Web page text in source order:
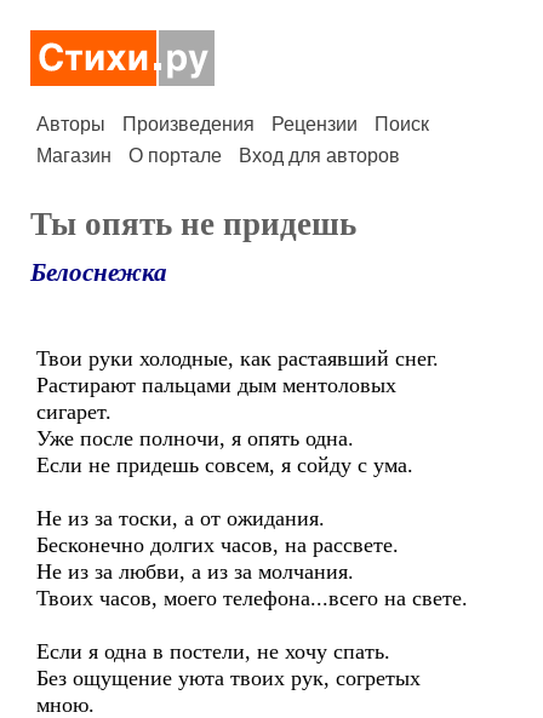
Авторы Произведения Рецензии
Поиск
Магазин
О портале Вход для авторов
Ты опять не придешь
Белоснежка
Твои руки холодные, как растаявший снег.
Растирают пальцами дым ментоловых
сигарет.
Уже после полночи, я опять одна.
Если не придешь совсем, я сойду с ума.
Не из за тоски, а от ожидания.
Бесконечно долгих часов, на рассвете.
Не из за любви, а из за молчания.
Твоих часов, моего телефона...всего на свете.
Если я одна в постели, не хочу спать.
Без ощущение уюта твоих рук, согретых
мною.